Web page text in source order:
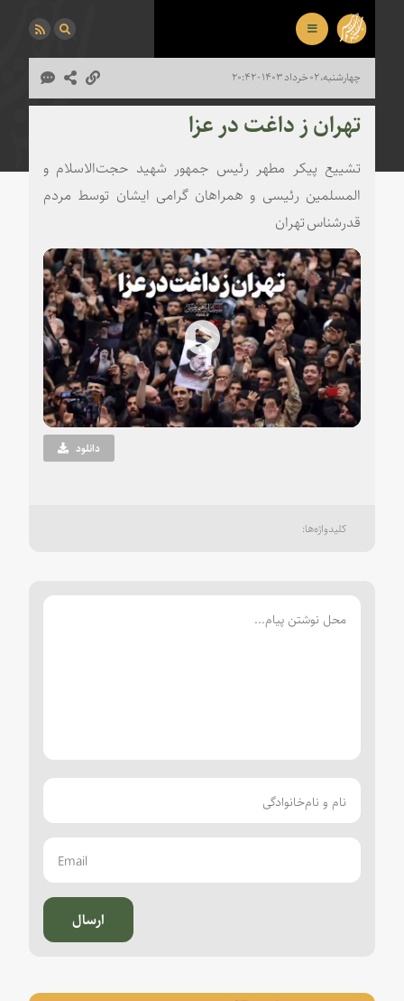
چهارشنبه، ۰۲ خرداد ۱۴۰۳ - ۲۰:۴۲
تهران ز داغت در عزا
تشییع پیکر مطهر رئیس جمهور شهید حجت‌الاسلام و
المسلمین رئیسی و همراهان گرامی ایشان توسط مردم
قدرشناس تهران
Play
Video دانلود
ارسال